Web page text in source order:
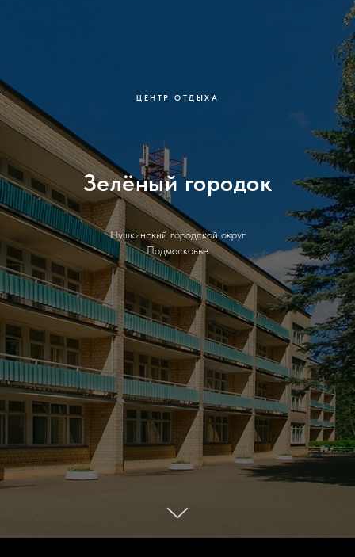
ЦЕНТР ОТДЫХА
Зелёный городок
Пушкинский городской округ
Подмосковье